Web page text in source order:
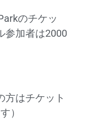
のチケッ
参加者は2000
方はチケット
）